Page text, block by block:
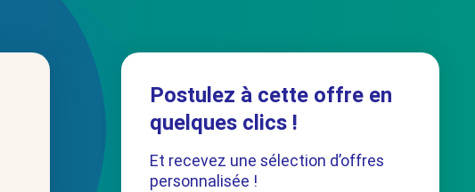
Postulez à cette offre en
quelques clics !
Et recevez une sélection d’offres
personnalisée !